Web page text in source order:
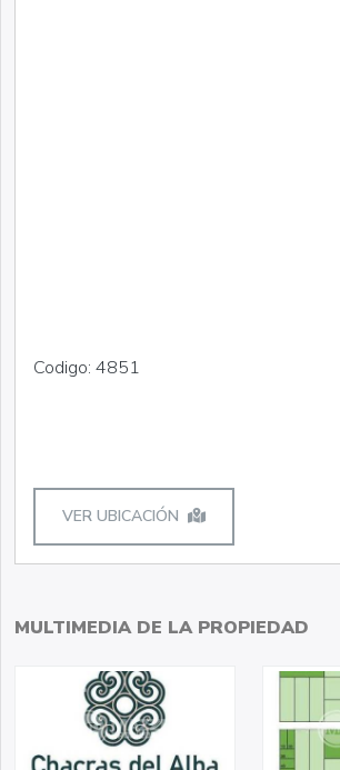
Codigo: 4851
VER UBICACIÓN
MULTIMEDIA DE LA PROPIEDAD